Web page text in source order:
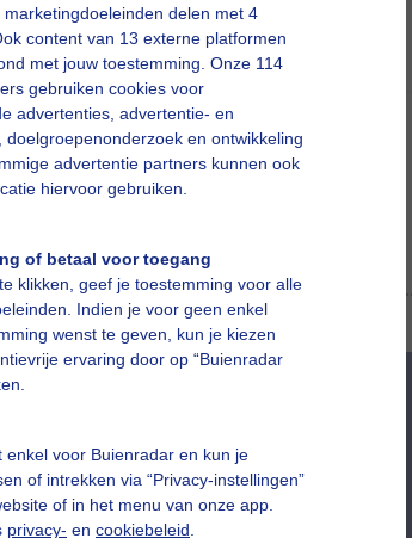
delen met 4
content van 13 externe platformen
met jouw toestemming. Onze 114
gebruiken cookies voor
advertenties, advertentie- en
doelgroepenonderzoek en ontwikkeling
advertentie partners kunnen ook
hiervoor gebruiken.
of betaal voor toegang
klikken, geef je toestemming voor alle
Indien je voor geen enkel
wenst te geven, kun je kiezen
ervaring door op “Buienradar
enkel voor Buienradar en kun je
of intrekken via “Privacy-instellingen”
of in het menu van onze app.
privacy- en cookiebeleid
Een moment geduld aub...
De Bilt